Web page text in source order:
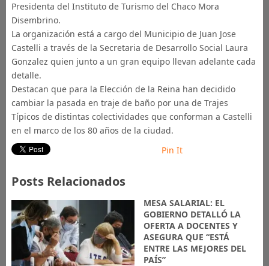
Presidenta del Instituto de Turismo del Chaco Mora
Disembrino.
La organización está a cargo del Municipio de Juan Jose
Castelli a través de la Secretaria de Desarrollo Social Laura
Gonzalez quien junto a un gran equipo llevan adelante cada
detalle.
Destacan que para la Elección de la Reina han decidido
cambiar la pasada en traje de baño por una de Trajes
Típicos de distintas colectividades que conforman a Castelli
en el marco de los 80 años de la ciudad.
Pin It
Posts Relacionados
MESA SALARIAL: EL
GOBIERNO DETALLÓ LA
OFERTA A DOCENTES Y
ASEGURA QUE “ESTÁ
ENTRE LAS MEJORES DEL
PAÍS”